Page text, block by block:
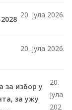
20. јула 2026.
20. јула 2026.
за избор у
за ужу
20.
јула
202